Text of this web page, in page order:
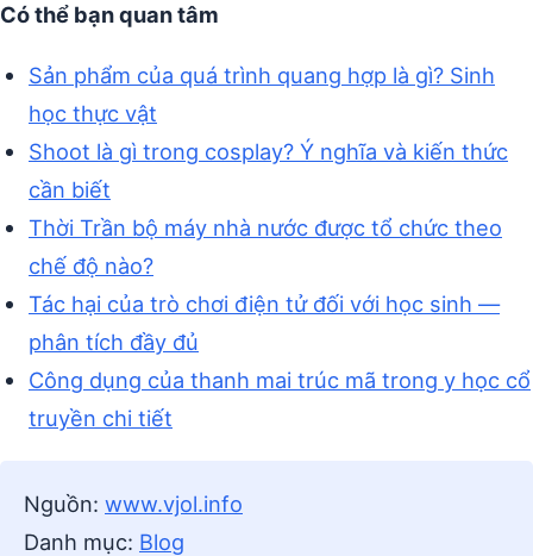
Có thể bạn quan tâm
Sản phẩm của quá trình quang hợp là gì? Sinh
học thực vật
Shoot là gì trong cosplay? Ý nghĩa và kiến thức
cần biết
Thời Trần bộ máy nhà nước được tổ chức theo
chế độ nào?
Tác hại của trò chơi điện tử đối với học sinh —
phân tích đầy đủ
Công dụng của thanh mai trúc mã trong y học cổ
truyền chi tiết
Nguồn: www.vjol.info
Danh mục: Blog